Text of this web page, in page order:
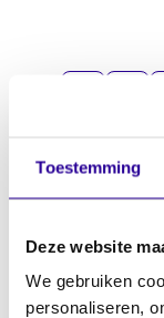
Toestemming
Deze website
We gebruiken
personaliseren,
11 June 2026
https://